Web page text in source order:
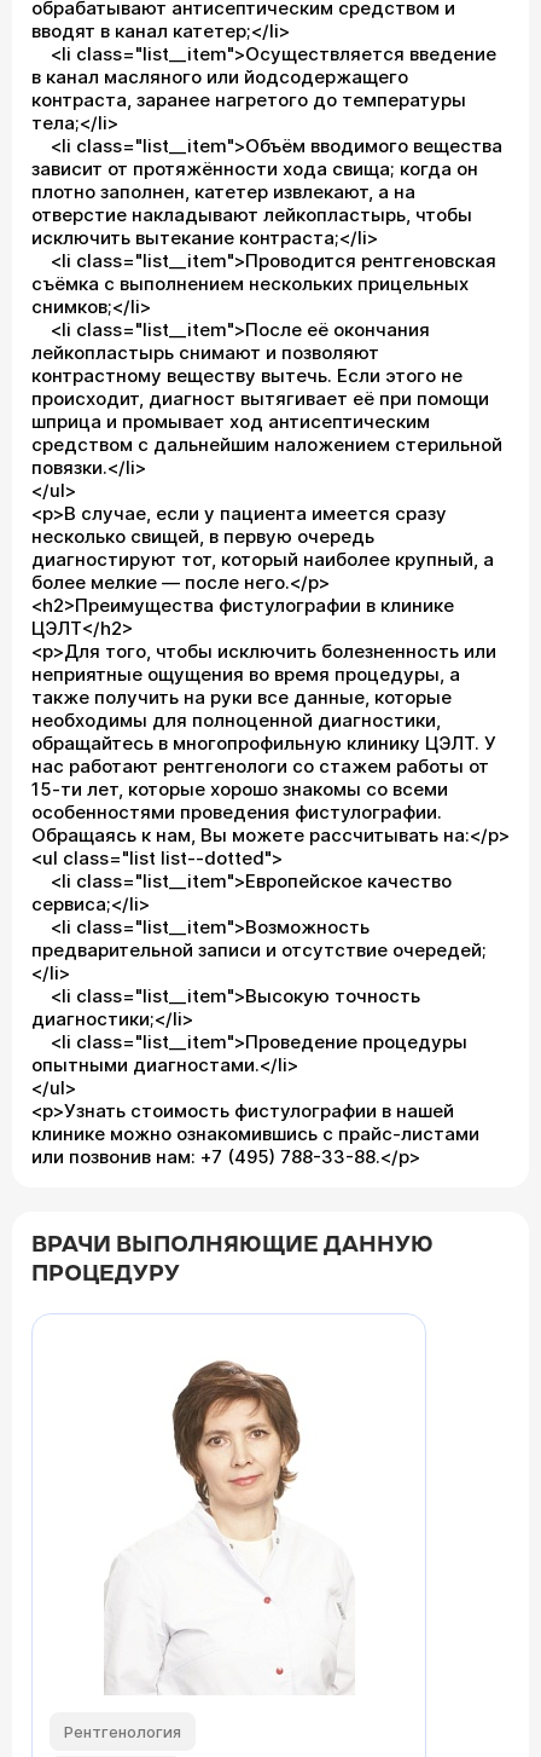
обрабатывают антисептическим средством и
вводят в канал катетер;</li>
<li class="list__item">Осуществляется введение
в канал масляного или йодсодержащего
контраста, заранее нагретого до температуры
тела;</li>
<li class="list__item">Объём вводимого вещества
зависит от протяжённости хода свища; когда он
плотно заполнен, катетер извлекают, а на
отверстие накладывают лейкопластырь, чтобы
исключить вытекание контраста;</li>
<li class="list__item">Проводится рентгеновская
съёмка с выполнением нескольких прицельных
снимков;</li>
<li class="list__item">После её окончания
лейкопластырь снимают и позволяют
контрастному веществу вытечь. Если этого не
происходит, диагност вытягивает её при помощи
шприца и промывает ход антисептическим
средством с дальнейшим наложением стерильной
повязки.</li>
</ul>
<p>В случае, если у пациента имеется сразу
несколько свищей, в первую очередь
диагностируют тот, который наиболее крупный, а
более мелкие — после него.</p>
<h2>Преимущества фистулографии в клинике
ЦЭЛТ</h2>
<p>Для того, чтобы исключить болезненность или
неприятные ощущения во время процедуры, а
также получить на руки все данные, которые
необходимы для полноценной диагностики,
обращайтесь в многопрофильную клинику ЦЭЛТ. У
нас работают рентгенологи со стажем работы от
15-ти лет, которые хорошо знакомы со всеми
особенностями проведения фистулографии.
Обращаясь к нам, Вы можете рассчитывать на:</p>
<ul class="list list--dotted">
<li class="list__item">Европейское качество
сервиса;</li>
<li class="list__item">Возможность
предварительной записи и отсутствие очередей;
</li>
<li class="list__item">Высокую точность
диагностики;</li>
<li class="list__item">Проведение процедуры
опытными диагностами.</li>
</ul>
<p>Узнать стоимость фистулографии в нашей
клинике можно ознакомившись с прайс-листами
или позвонив нам: +7 (495) 788-33-88.</p>
ВРАЧИ ВЫПОЛНЯЮЩИЕ ДАННУЮ
ПРОЦЕДУРУ
Рентгенология